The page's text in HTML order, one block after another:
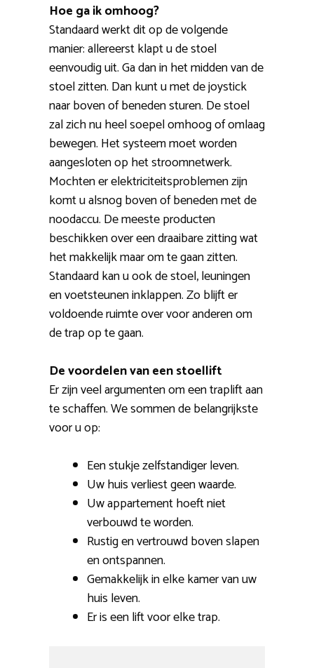
Hoe ga ik omhoog?
Standaard werkt dit op de volgende
manier: allereerst klapt u de stoel
eenvoudig uit. Ga dan in het midden van de
stoel zitten. Dan kunt u met de joystick
naar boven of beneden sturen. De stoel
zal zich nu heel soepel omhoog of omlaag
bewegen. Het systeem moet worden
aangesloten op het stroomnetwerk.
Mochten er elektriciteitsproblemen zijn
komt u alsnog boven of beneden met de
noodaccu. De meeste producten
beschikken over een draaibare zitting wat
het makkelijk maar om te gaan zitten.
Standaard kan u ook de stoel, leuningen
en voetsteunen inklappen. Zo blijft er
voldoende ruimte over voor anderen om
de trap op te gaan.
De voordelen van een stoellift
Er zijn veel argumenten om een traplift aan
te schaffen. We sommen de belangrijkste
voor u op:
Een stukje zelfstandiger leven.
Uw huis verliest geen waarde.
Uw appartement hoeft niet
verbouwd te worden.
Rustig en vertrouwd boven slapen
en ontspannen.
Gemakkelijk in elke kamer van uw
huis leven.
Er is een lift voor elke trap.